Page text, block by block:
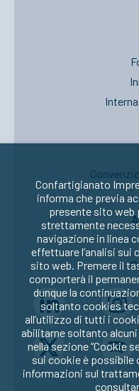
Confartigianato
informa che previa
presente sito web
strettamente
navigazione in linea
effettuare l’analisi
sito web. Premere il
comporterà il
dunque la
soltanto cookies
all’utilizzo di tutti i
abilitarne soltanto
nella sezione “Cookie
sui cookie è possibile
informazioni sul